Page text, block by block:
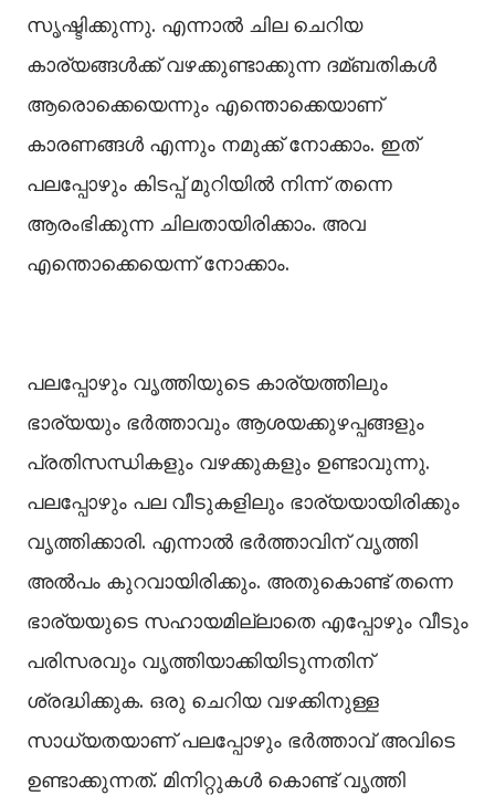
സൃഷ്ടിക്കുന്നു. എന്നാല്‍ ചില ചെറിയ
കാര്യങ്ങള്‍ക്ക് വഴക്കുണ്ടാക്കുന്ന ദമ്ബതികള്‍
ആരൊക്കെയെന്നും എന്തൊക്കെയാണ്
കാരണങ്ങള്‍ എന്നും നമുക്ക് നോക്കാം. ഇത്
പലപ്പോഴും കിടപ്പ് മുറിയില്‍ നിന്ന് തന്നെ
ആരംഭിക്കുന്ന ചിലതായിരിക്കാം. അവ
എന്തൊക്കെയെന്ന് നോക്കാം.
പലപ്പോഴും വൃത്തിയുടെ കാര്യത്തിലും
ഭാര്യയും ഭര്‍ത്താവും ആശയക്കുഴപ്പങ്ങളും
പ്രതിസന്ധികളും വഴക്കുകളും ഉണ്ടാവുന്നു.
പലപ്പോഴും പല വീടുകളിലും ഭാര്യയായിരിക്കും
വൃത്തിക്കാരി. എന്നാല്‍ ഭര്‍ത്താവിന് വൃത്തി
അല്‍പം കുറവായിരിക്കും. അതുകൊണ്ട് തന്നെ
ഭാര്യയുടെ സഹായമില്ലാതെ എപ്പോഴും വീടും
പരിസരവും വൃത്തിയാക്കിയിടുന്നതിന്
ശ്രദ്ധിക്കുക. ഒരു ചെറിയ വഴക്കിനുള്ള
സാധ്യതയാണ് പലപ്പോഴും ഭര്‍ത്താവ് അവിടെ
ഉണ്ടാക്കുന്നത്. മിനിറ്റുകള്‍ കൊണ്ട് വൃത്തി